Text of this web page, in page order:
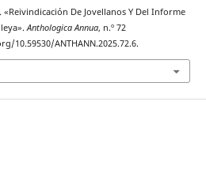
«Reivindicación De Jovellanos Y Del Informe
Anthologica Annua, n.º 72
10.59530/ANTHANN.2025.72.6.